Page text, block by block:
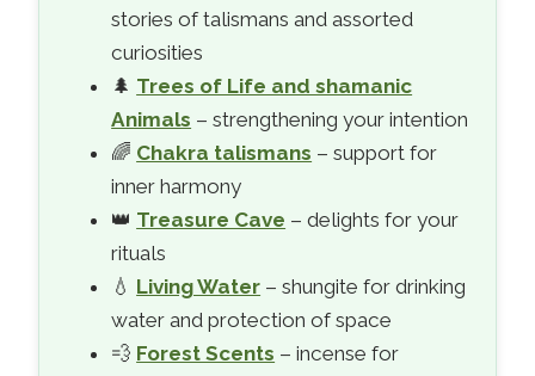
stories of talismans and assorted
curiosities
🌲 Trees of Life and shamanic
Animals – strengthening your intention
🌈 Chakra talismans – support for
inner harmony
👑 Treasure Cave – delights for your
rituals
💧 Living Water – shungite for drinking
water and protection of space
💨 Forest Scents – incense for